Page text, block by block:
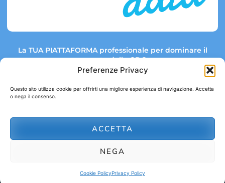
Preferenze Privacy
Questo sito utilizza cookie per offrirti una migliore esperienza di navigazione. Accetta
o nega il consenso.
ACCETTA
NEGA
Cookie PolicyPrivacy Policy
La TUA PIATTAFORMA professionale per dominare il
mercato della GDO.
Link rapidi:
abbonamenti@gdodata.it
© 2026 GDOData.it - PR Italia Edizioni srl - P.Iva: 03044390353